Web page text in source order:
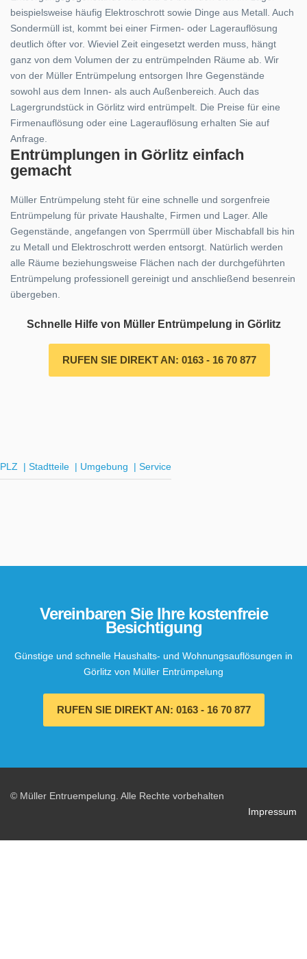
beispielsweise häufig Elektroschrott sowie Dinge aus Metall. Auch
Sondermüll ist, kommt bei einer Firmen- oder Lagerauflösung
deutlich öfter vor. Wieviel Zeit eingesetzt werden muss, hängt
ganz von dem Volumen der zu entrümpelnden Räume ab. Wir
von der Müller Entrümpelung entsorgen Ihre Gegenstände
sowohl aus dem Innen- als auch Außenbereich. Auch das
Lagergrundstück in Görlitz wird entrümpelt. Die Preise für eine
Firmenauflösung oder eine Lagerauflösung erhalten Sie auf
Anfrage.
Entrümplungen in Görlitz einfach
gemacht
Müller Entrümpelung steht für eine schnelle und sorgenfreie
Entrümpelung für private Haushalte, Firmen und Lager. Alle
Gegenstände, angefangen von Sperrmüll über Mischabfall bis hin
zu Metall und Elektroschrott werden entsorgt. Natürlich werden
alle Räume beziehungsweise Flächen nach der durchgeführten
Entrümpelung professionell gereinigt und anschließend besenrein
übergeben.
Schnelle Hilfe von Müller Entrümpelung in Görlitz
RUFEN SIE DIREKT AN: 0163 - 16 70 877
PLZ | Stadtteile | Umgebung | Service
Vereinbaren Sie Ihre kostenfreie
Besichtigung
Günstige und schnelle Haushalts- und Wohnungsauflösungen in
Görlitz von Müller Entrümpelung
RUFEN SIE DIREKT AN: 0163 - 16 70 877
© Müller Entruempelung. Alle Rechte vorbehalten
Impressum